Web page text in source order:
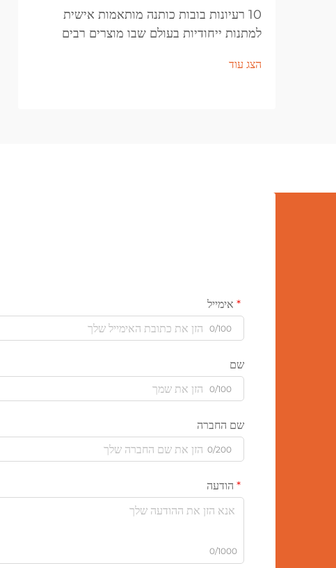
10 רעיונות בובות כותנה מותאמות אישית
למתנות ייחודיות בעולם שבו מוצרים רבים
מאתגר. זה המקום שבו...
הצג עוד
אימייל
0/100
שם
0/100
שם החברה
0/200
הודעה
0/1000